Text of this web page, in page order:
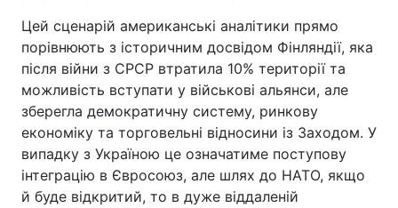
Відео з Youtube Статті
Інтерв'ю Думки
Вакансії
Контакти
Цей сценарій американські аналітики прямо
порівнюють з історичним досвідом Фінляндії, яка
після війни з СРСР втратила 10% території та
можливість вступати у військові альянси, але
зберегла демократичну систему, ринкову
економіку та торговельні відносини із Заходом. У
випадку з Україною це означатиме поступову
інтеграцію в Євросоюз, але шлях до НАТО, якщо
й буде відкритий, то в дуже віддаленій